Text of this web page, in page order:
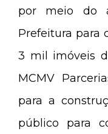
por meio do
Prefeitura para
3 mil imóveis
MCMV
para a
público para